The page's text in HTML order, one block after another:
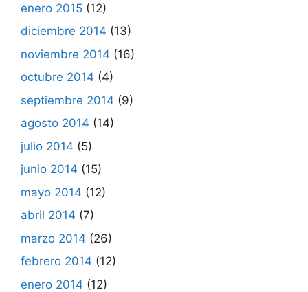
enero 2015 (12)
diciembre 2014 (13)
noviembre 2014 (16)
octubre 2014 (4)
septiembre 2014 (9)
agosto 2014 (14)
julio 2014 (5)
junio 2014 (15)
mayo 2014 (12)
abril 2014 (7)
marzo 2014 (26)
febrero 2014 (12)
enero 2014 (12)